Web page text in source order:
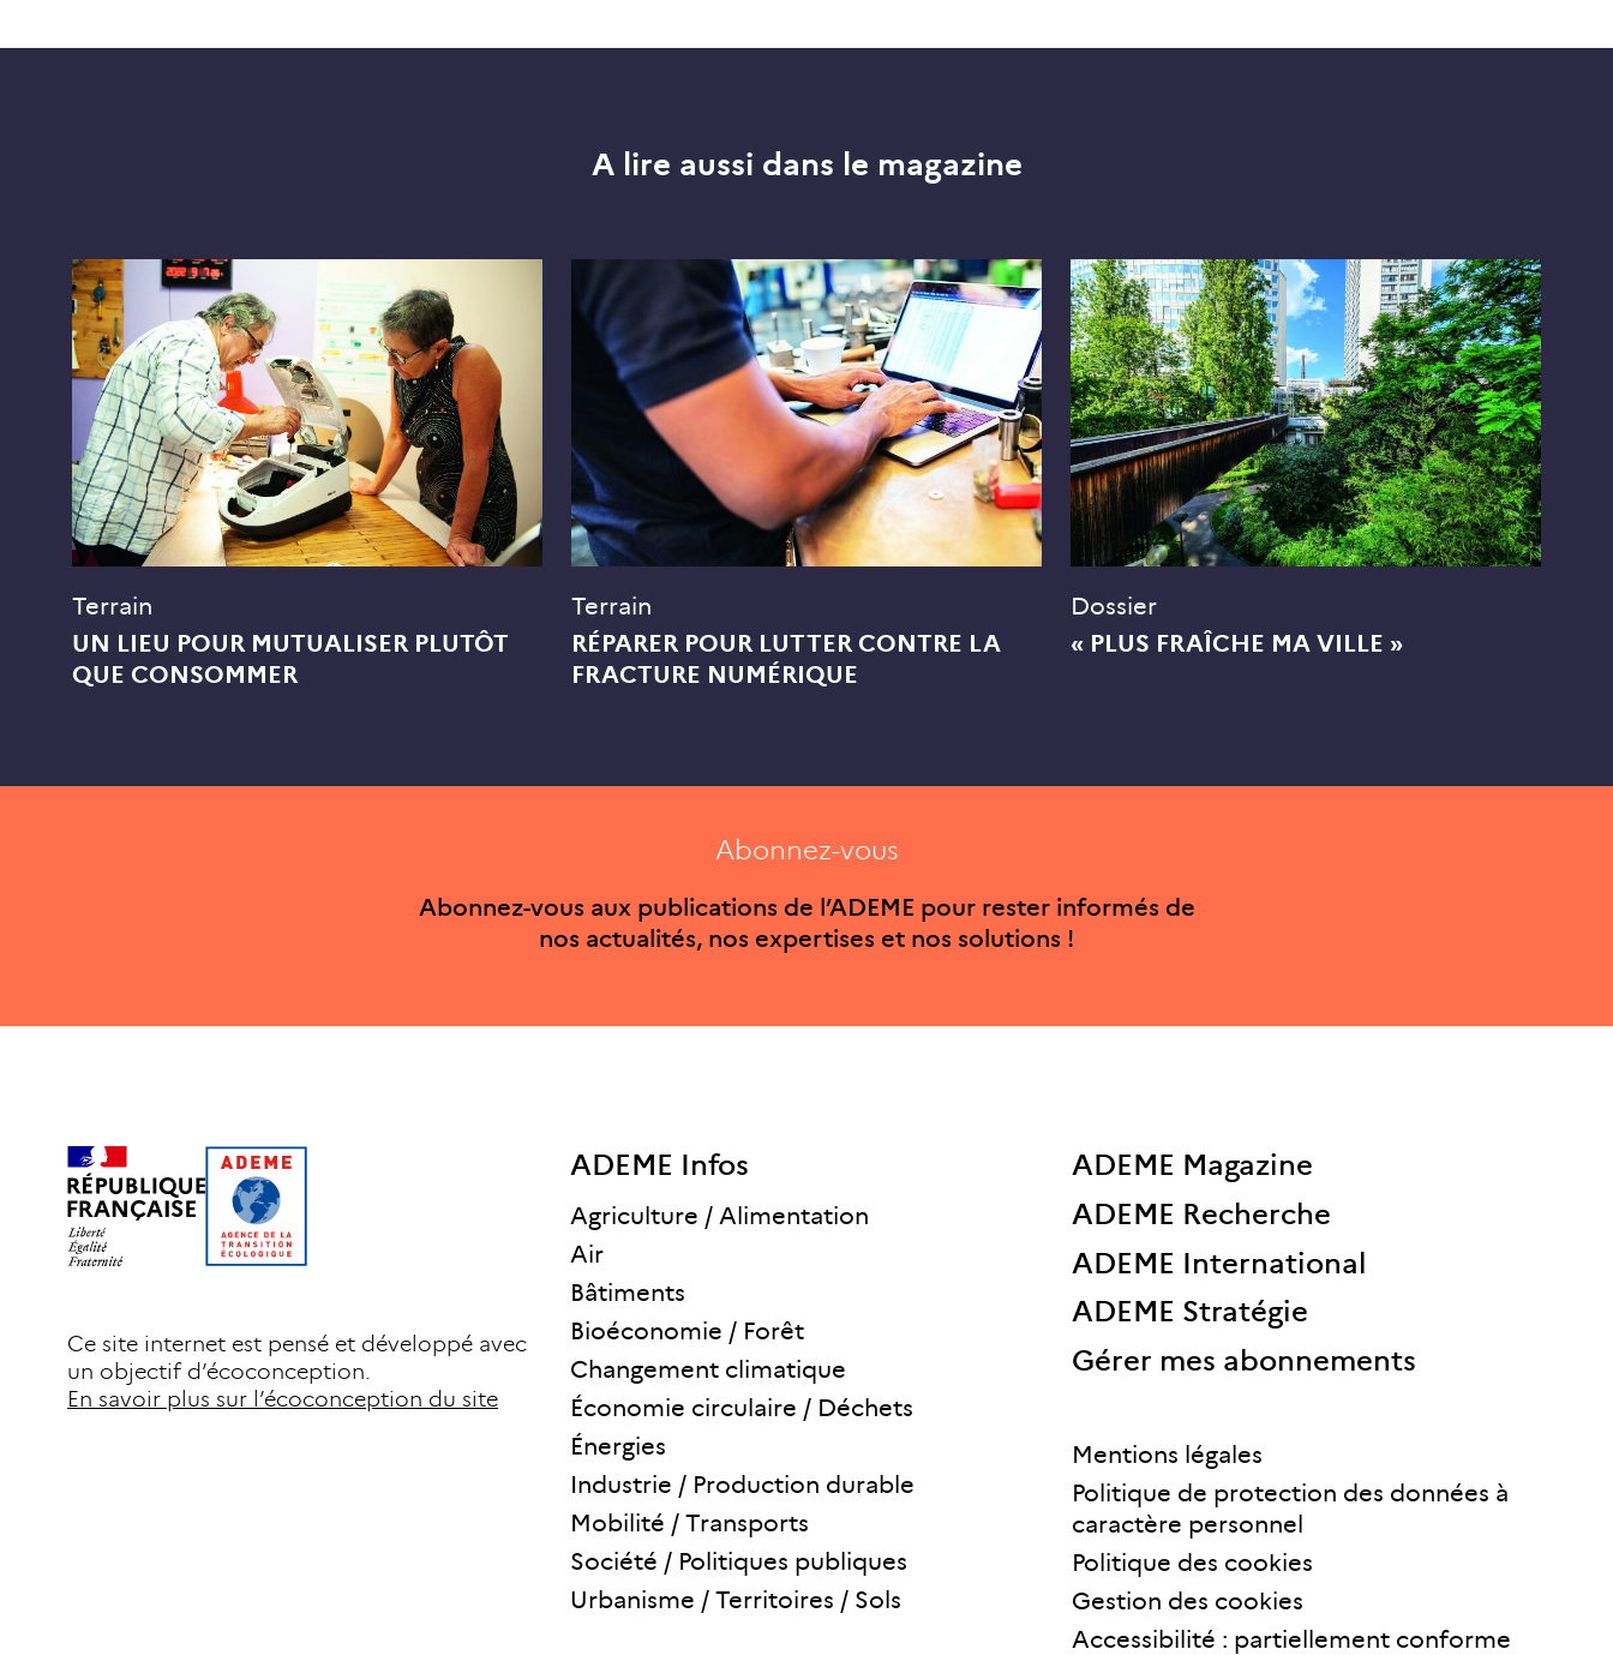
A lire aussi dans le magazine
Terrain
UN LIEU POUR MUTUALISER PLUTÔT
QUE CONSOMMER
Terrain
RÉPARER POUR LUTTER CONTRE LA
FRACTURE NUMÉRIQUE
Dossier
« PLUS FRAÎCHE MA VILLE »
Abonnez-vous
Abonnez-vous aux publications de l’ADEME pour rester informés de
nos actualités, nos expertises et nos solutions !
Ce site internet est pensé et développé avec
un objectif d’écoconception.
En savoir plus sur l’écoconception du site
ADEME Infos
Agriculture / Alimentation
Air
Bâtiments
Bioéconomie / Forêt
Changement climatique
Économie circulaire / Déchets
Énergies
Industrie / Production durable
Mobilité / Transports
Société / Politiques publiques
Urbanisme / Territoires / Sols
ADEME Magazine
ADEME Recherche
ADEME International
ADEME Stratégie
Gérer mes abonnements
Mentions légales
Politique de protection des données à
caractère personnel
Politique des cookies
Gestion des cookies
Accessibilité : partiellement conforme